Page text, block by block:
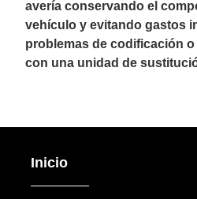
avería conservando el
vehículo y evitando gastos
problemas de codificación
con una unidad de
Inicio